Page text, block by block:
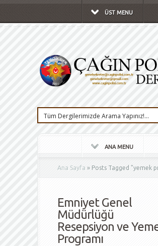
ÜST MENU
ANA MENU
Ana Sayfa » Posts Tagged "yemek
Emniyet Genel
Müdürlüğü
Resepsiyon ve
Programı